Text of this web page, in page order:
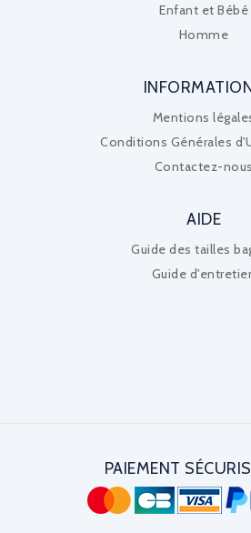
Enfant et Bébé
Homme
Mentions
Conditions Générales
Contactez-nous
AIDE
Guide des tailles
Guide
PAIEMENT